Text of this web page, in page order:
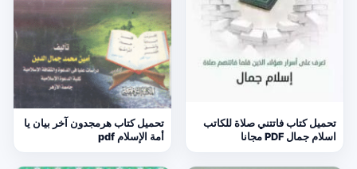
تحميل كتاب فاتتني صلاة للكاتب
اسلام جمال PDF مجانا
تحميل كتاب هرمجدون آخر بيان يا
أمة الإسلام pdf